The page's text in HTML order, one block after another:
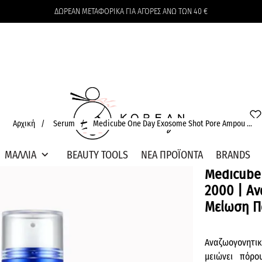
ΔΩΡΕΑΝ ΜΕΤΑΦΟΡΙΚΑ ΓΙΑ ΑΓΟΡΕΣ ΑΝΩ ΤΩΝ 40 €
Το καλάθι δεν περιέχει προϊόντα.
ΜΑΛΛΙΑ expand_more BEAUTY TOOLS ΝΕΑ ΠΡΟΪΟΝΤΑ BRANDS
Αρχική / Serum / Medicube One Day Exosome Shot Pore Ampou ...
2000 |
Μείωση
μειώνει